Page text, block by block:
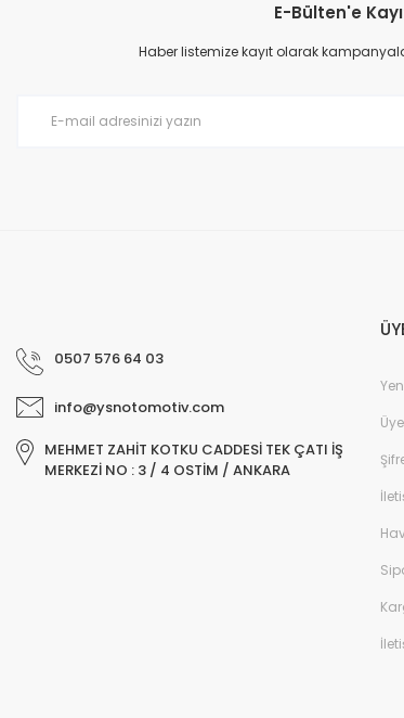
Ürün resmi kalitesiz, bozuk veya görüntülenemiyor.
Ürün açıklamasında eksik bilgiler bulunuyor.
E-Bülten'e
Haber listemize kayıt olarak
0507 576 64 03
info@ysnotomotiv.com
MEHMET ZAHİT KOTKU CADDESİ TEK ÇATI İŞ
MERKEZİ NO : 3 / 4 OSTİM / ANKARA